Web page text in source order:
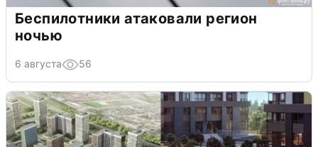
Беспилотники атаковали регион
ночью
6 августа 56